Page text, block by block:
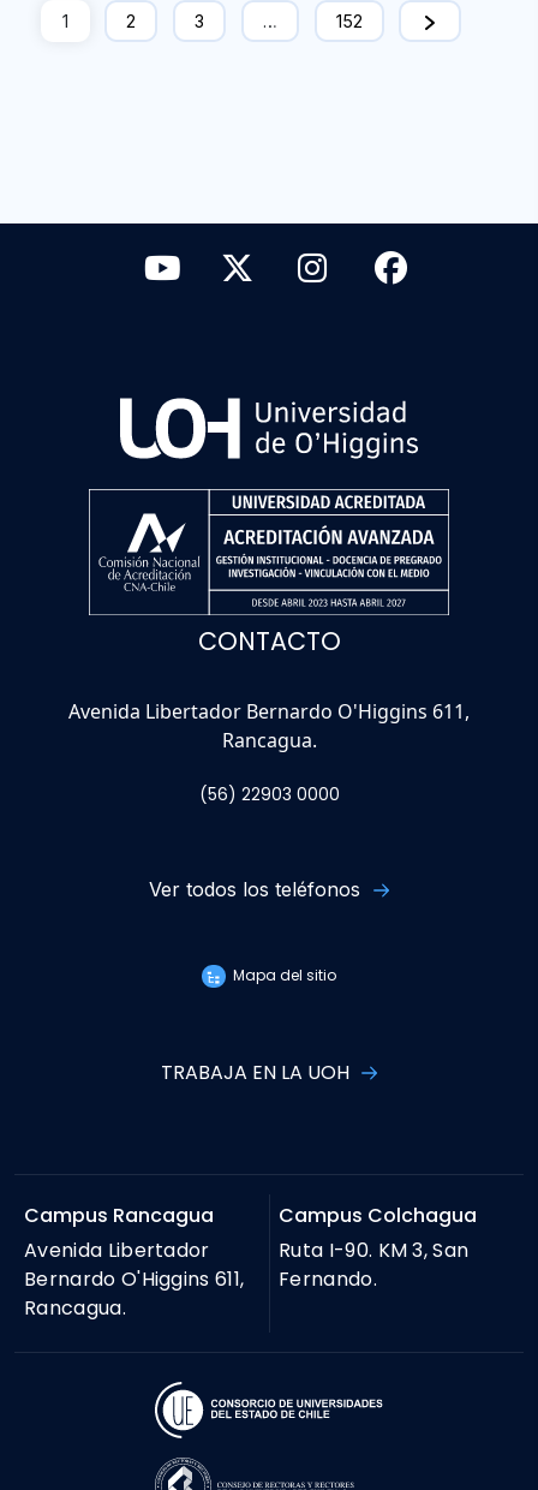
1 2 3 … 152
CONTACTO
Avenida Libertador Bernardo O'Higgins 611,
Rancagua.
(56) 22903 0000
Ver todos los teléfonos
Mapa del sitio
TRABAJA EN LA UOH
Campus Rancagua
Avenida Libertador
Bernardo O'Higgins 611,
Rancagua.
Campus Colchagua
Ruta I-90. KM 3, San
Fernando.